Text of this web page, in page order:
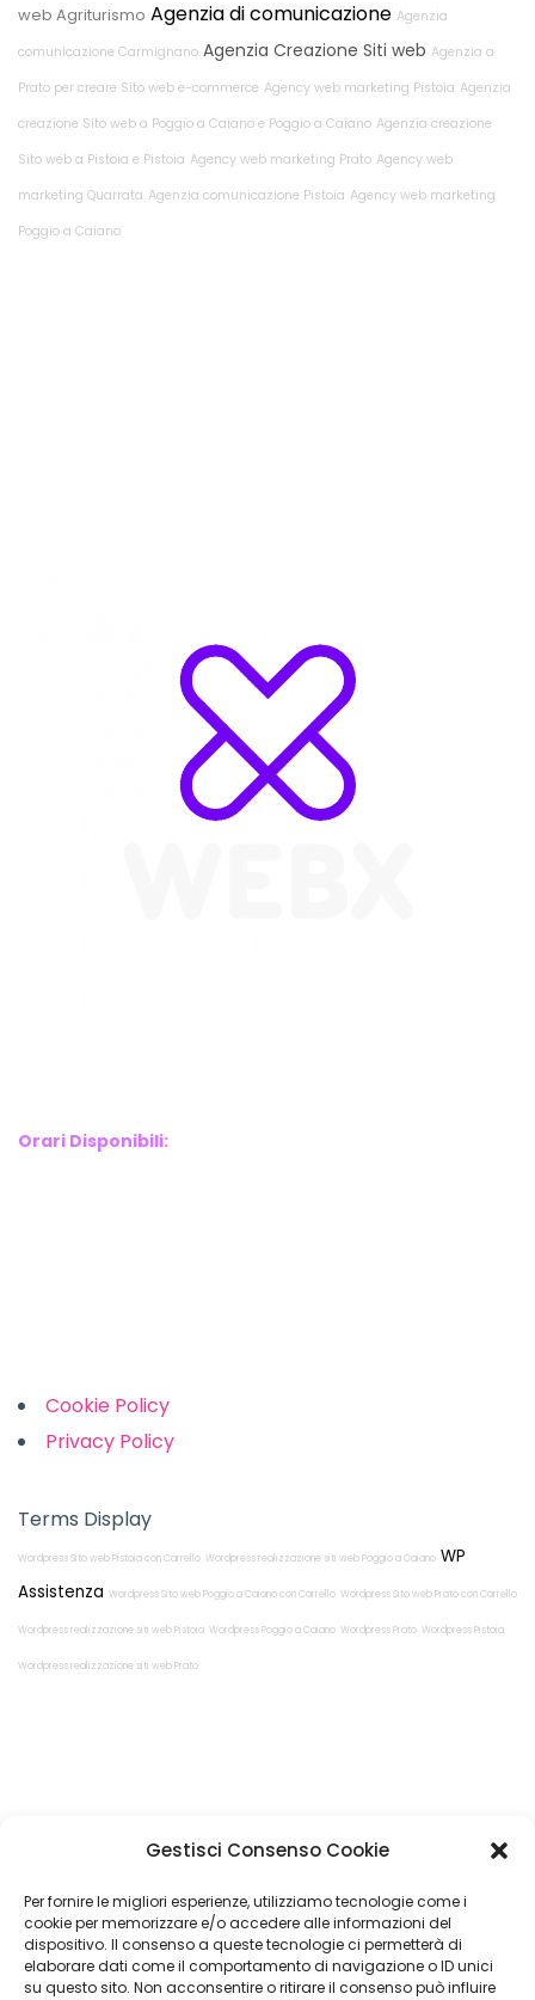
Gestisci Consenso Cookie
Per fornire le migliori esperienze, utilizziamo tecnologie come i
cookie per memorizzare e/o accedere alle informazioni del
dispositivo. Il consenso a queste tecnologie ci permetterà di
elaborare dati come il comportamento di navigazione o ID unici
su questo sito. Non acconsentire o ritirare il consenso può influire
web Agriturismo Agenzia di comunicazione Agenzia
comunicazione Carmignano Agenzia Creazione Siti web Agenzia a
Prato per creare Sito web e-commerce Agency web marketing Pistoia Agenzia
creazione Sito web a Poggio a Caiano e Poggio a Caiano Agenzia creazione
Sito web a Pistoia e Pistoia Agency web marketing Prato Agency web
marketing Quarrata Agenzia comunicazione Pistoia Agency web marketing
Poggio a Caiano
Orari Disponibili:
Cookie Policy
Privacy Policy
Terms Display
Wordpress Sito web Pistoia con Carrello Wordpress realizzazione siti web Poggio a Caiano WP
Assistenza Wordpress Sito web Poggio a Caiano con Carrello Wordpress Sito web Prato con Carrello
Wordpress realizzazione siti web Pistoia Wordpress Poggio a Caiano Wordpress Prato Wordpress Pistoia
Wordpress realizzazione siti web Prato
Restiamo in
contatto!